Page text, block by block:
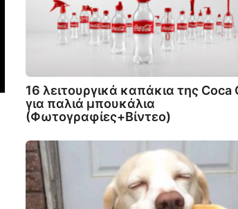
16 λειτουργικά καπάκια της Coca
για παλιά μπουκάλια
(Φωτογραφίες+Βίντεο)